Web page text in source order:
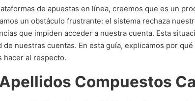
de apuestas en línea, creemos que es un
un obstáculo frustrante: el sistema rechaza
que impiden acceder a nuestra cuenta. Esta
nuestras cuentas. En esta guía, explicamos por
hacer al respecto.
Compuestos